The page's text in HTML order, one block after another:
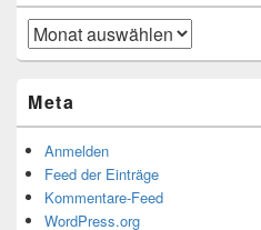
Archiv
Meta
Anmelden
Feed der Einträge
Kommentare-Feed
WordPress.org